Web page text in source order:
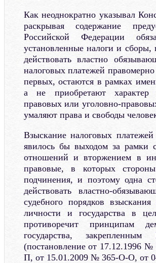
Как неоднократно указывал
раскрывая содержание
Российской Федерации
установленные налоги и сборы,
действовать властно
налоговых платежей
первых, остаются в рамках
а не приобретают характер
правовых или уголовно-
умаляют права и свободы
Взыскание налоговых
явилось бы выходом за рамки
отношений и вторжением в
правовые, в которых
подчинения, и поэтому одна
действовать властно-
судебного порядков
личности и государства в
противоречит принципам
государства,
(постановление от 17.12.1996
П, от 15.01.2009 № 365-О-О, от